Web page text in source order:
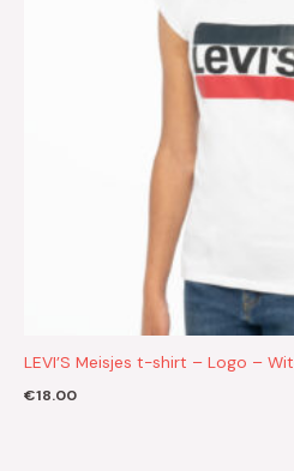
LEVI’S Meisjes t-shirt – Logo – Wit
€18.00